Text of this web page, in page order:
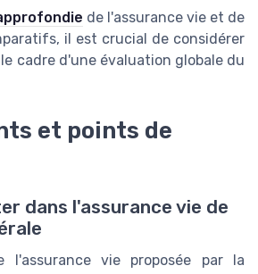
de l'assurance vie et de
il est crucial de considérer
cadre d'une évaluation globale du
et points de
dans l'assurance vie de
l'assurance vie proposée par la